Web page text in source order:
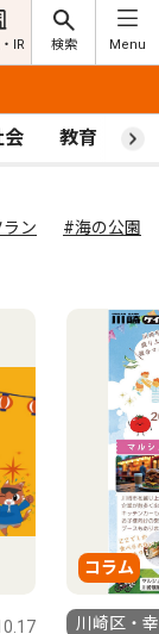
IR 検索 Menu
会 教育 ス
ン #海の公園
コラム
川崎区・